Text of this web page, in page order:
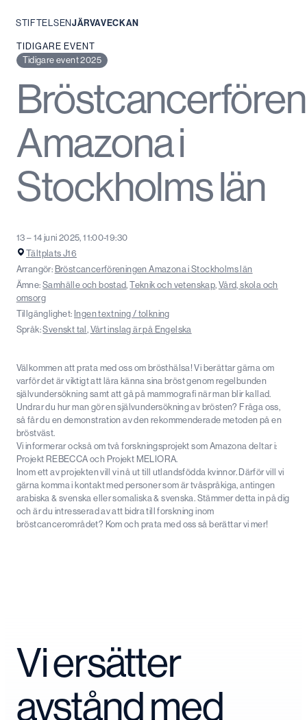
Hoppa
innehåll
STIFTELSENJÄRVAVECKAN
TIDIGARE EVENT
Tidigare event 2025
Amazona i
Stockholms län
13 – 14 juni 2025, 11:00-19:30
Tältplats J16
Arrangör: Bröstcancerföreningen Amazona i Stockholms län
Ämne:Samhälle och bostad,Teknik och vetenskap,Vård, skola och
omsorg
Tillgänglighet: Ingen textning / tolkning
Språk:Svenskt tal,Vårt inslag är på Engelska
Välkommen att prata med oss om brösthälsa! Vi berättar gärna om
varför det är viktigt att lära känna sina bröst genom regelbunden
självundersökning samt att gå på mammografi när man blir kallad.
Undrar du hur man gör en självundersökning av brösten? Fråga oss,
så får du en demonstration av den rekommenderade metoden på en
bröstväst.
Vi informerar också om två forskningsprojekt som Amazona deltar i:
Projekt REBECCA och Projekt MELIORA.
Inom ett av projekten vill vi nå ut till utlandsfödda kvinnor. Därför vill vi
gärna komma i kontakt med personer som är tvåspråkiga, antingen
arabiska & svenska eller somaliska & svenska. Stämmer detta in på dig
och är du intresserad av att bidra till forskning inom
bröstcancerområdet? Kom och prata med oss så berättar vi mer!
Vi ersätter
avstånd med